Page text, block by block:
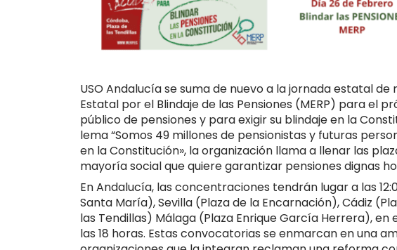
USO Andalucía se suma de nuevo a la jornada estatal
Estatal por el Blindaje de las Pensiones (MERP) para el
público de pensiones y para exigir su blindaje en la
lema“Somos 49 millones de pensionistas y futuras
en la Constitución», la organización llama a llenar las
mayoría social que quiere garantizar pensiones dignas
En Andalucía, las concentraciones tendrán lugar a las
Santa María), Sevilla (Plaza de la Encarnación), Cádiz
las Tendillas) Málaga (Plaza Enrique García Herrera),
las 18 horas. Estas convocatorias se enmarcan en una